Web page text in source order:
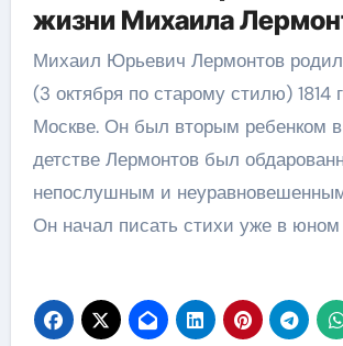
жизни Михаила
Михаил Юрьевич Лермонтов
(3 октября по старому стилю) 1814
Москве. Он был вторым ребенком
детстве Лермонтов был
непослушным и
Он начал писать стихи уже в юном